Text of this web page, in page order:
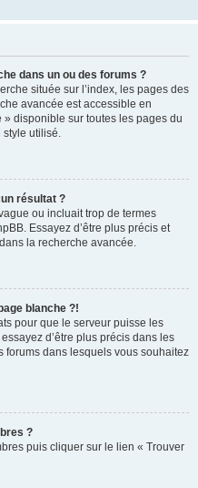
dans un ou des forums ?
située sur l’index, les pages des
avancée est accessible en
disponible sur toutes les pages du
style utilisé.
résultat ?
ou incluait trop de termes
Essayez d’être plus précis et
la recherche avancée.
blanche ?!
pour que le serveur puisse les
d’être plus précis dans les
forums dans lesquels vous souhaitez
?
puis cliquer sur le lien « Trouver